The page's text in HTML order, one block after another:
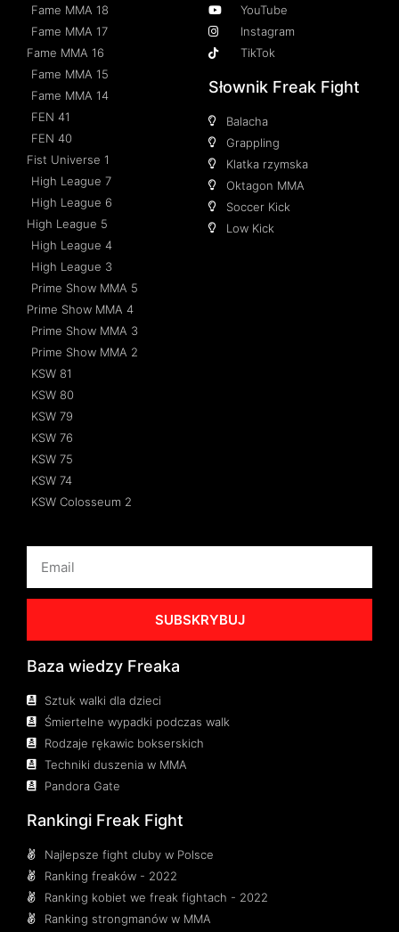
Fame MMA 18
Fame MMA 17
Fame MMA 16
Fame MMA 15
Fame MMA 14
FEN 41
FEN 40
Fist Universe 1
High League 7
High League 6
High League 5
High League 4
High League 3
Prime Show MMA 5
Prime Show MMA 4
Prime Show MMA 3
Prime Show MMA 2
KSW 81
KSW 80
KSW 79
KSW 76
KSW 75
KSW 74
KSW Colosseum 2
YouTube
Instagram
TikTok
Słownik Freak Fight
Balacha
Grappling
Klatka rzymska
Oktagon MMA
Soccer Kick
Low Kick
SUBSKRYBUJ
Baza wiedzy Freaka
Sztuk walki dla dzieci
Śmiertelne wypadki podczas walk
Rodzaje rękawic bokserskich
Techniki duszenia w MMA
Pandora Gate
Rankingi Freak Fight
Najlepsze fight cluby w Polsce
Ranking freaków - 2022
Ranking kobiet we freak fightach - 2022
Ranking strongmanów w MMA